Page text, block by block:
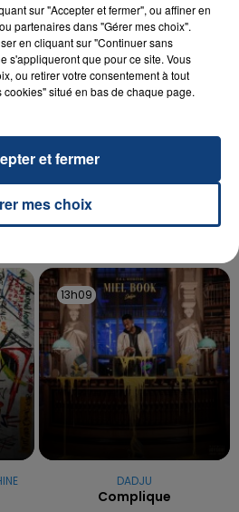
DEVANT SE FAIRE
RESSORT DE LA...
contre la clinique qui a
et présenté ses
13h09
13h09
DADJU
Complique
sur "Accepter et fermer", ou affiner en
partenaires dans "Gérer mes choix".
en cliquant sur "Continuer sans
s'appliqueront que pour ce site. Vous
ou retirer votre consentement à tout
situé en bas de chaque page.
mes choix
et fermer